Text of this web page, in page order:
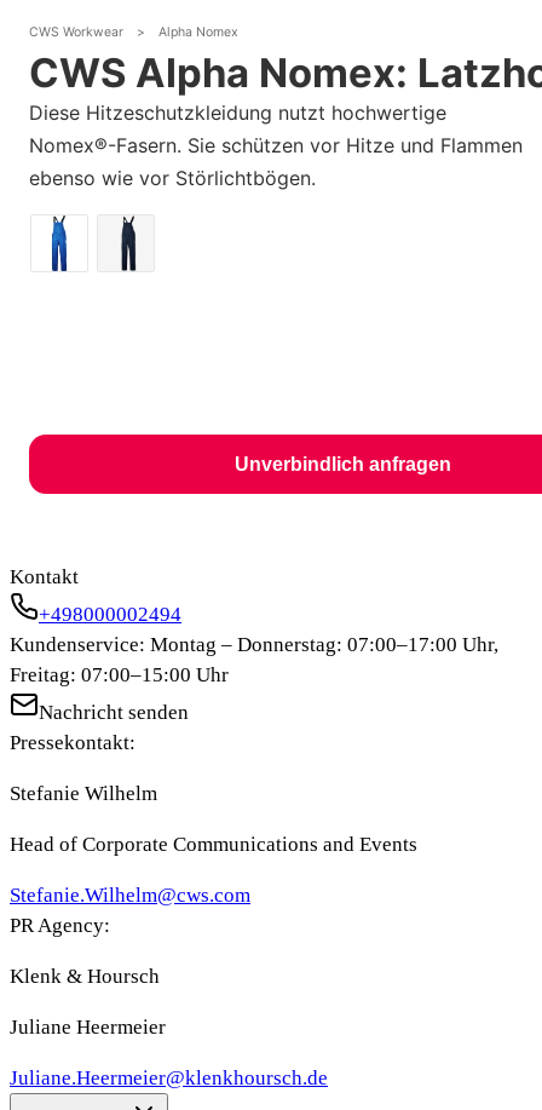
CWS Workwear > Alpha Nomex
CWS Alpha Nomex:
Diese Hitzeschutzkleidung nutzt hochwertige
Nomex®-Fasern. Sie schützen vor Hitze und Flammen
ebenso wie vor Störlichtbögen.
Unverbindlich anfragen
Kontakt
+498000002494
Kundenservice: Montag – Donnerstag: 07:00–17:00 Uhr,
Freitag: 07:00–15:00 Uhr
Nachricht senden
Pressekontakt:
Stefanie Wilhelm
Head of Corporate Communications and Events
Stefanie.Wilhelm@cws.com
PR Agency:
Klenk & Hoursch
Juliane Heermeier
Juliane.Heermeier@klenkhoursch.de